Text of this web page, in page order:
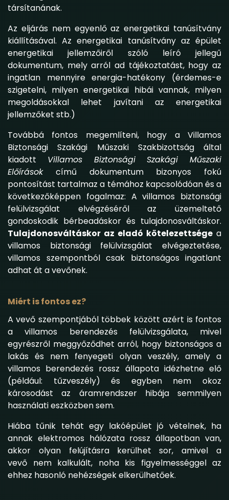
társítanának.
Az eljárás nem egyenlő az energetikai tanúsítvány
kiállításával. Az energetikai tanúsítvány az épület
energetikai jellemzőiről szóló leíró jellegű
dokumentum, mely arról ad tájékoztatást, hogy az
ingatlan mennyire energia-hatékony (érdemes-e
szigetelni, milyen energetikai hibái vannak, milyen
megoldásokkal lehet javítani az energetikai
jellemzőket stb.)
Továbbá fontos megemlíteni, hogy a Villamos
Biztonsági Szakági Műszaki Szakbizottság által
kiadott Villamos Biztonsági Szakági Műszaki
Előírásokcímű dokumentum bizonyos fokú
pontosítást tartalmaz a témához kapcsolódóan és a
következőképpen fogalmaz: A villamos biztonsági
felülvizsgálat elvégzéséről az üzemeltető
gondoskodik bérbeadáskor és tulajdonosváltáskor.
Tulajdonosváltáskor az eladó kötelezettsége a
villamos biztonsági felülvizsgálat elvégeztetése,
villamos szempontból csak biztonságos ingatlant
adhat át a vevőnek.
Miért is fontos ez?
A vevő szempontjából többek között azért is fontos
a villamos berendezés felülvizsgálata, mivel
egyrészről meggyőződhet arról, hogy biztonságos a
lakás és nem fenyegeti olyan veszély, amely a
villamos berendezés rossz állapota idézhetne elő
(például: tűzveszély) és egyben nem okoz
károsodást az áramrendszer hibája semmilyen
használati eszközben sem.
Hiába tűnik tehát egy lakóépület jó vételnek, ha
annak elektromos hálózata rossz állapotban van,
akkor olyan felújításra kerülhet sor, amivel a
vevő nem kalkulált, noha kis figyelmességgel az
ehhez hasonló nehézségek elkerülhetőek.